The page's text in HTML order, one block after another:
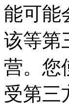
能可能
该等第
营。您
受第三